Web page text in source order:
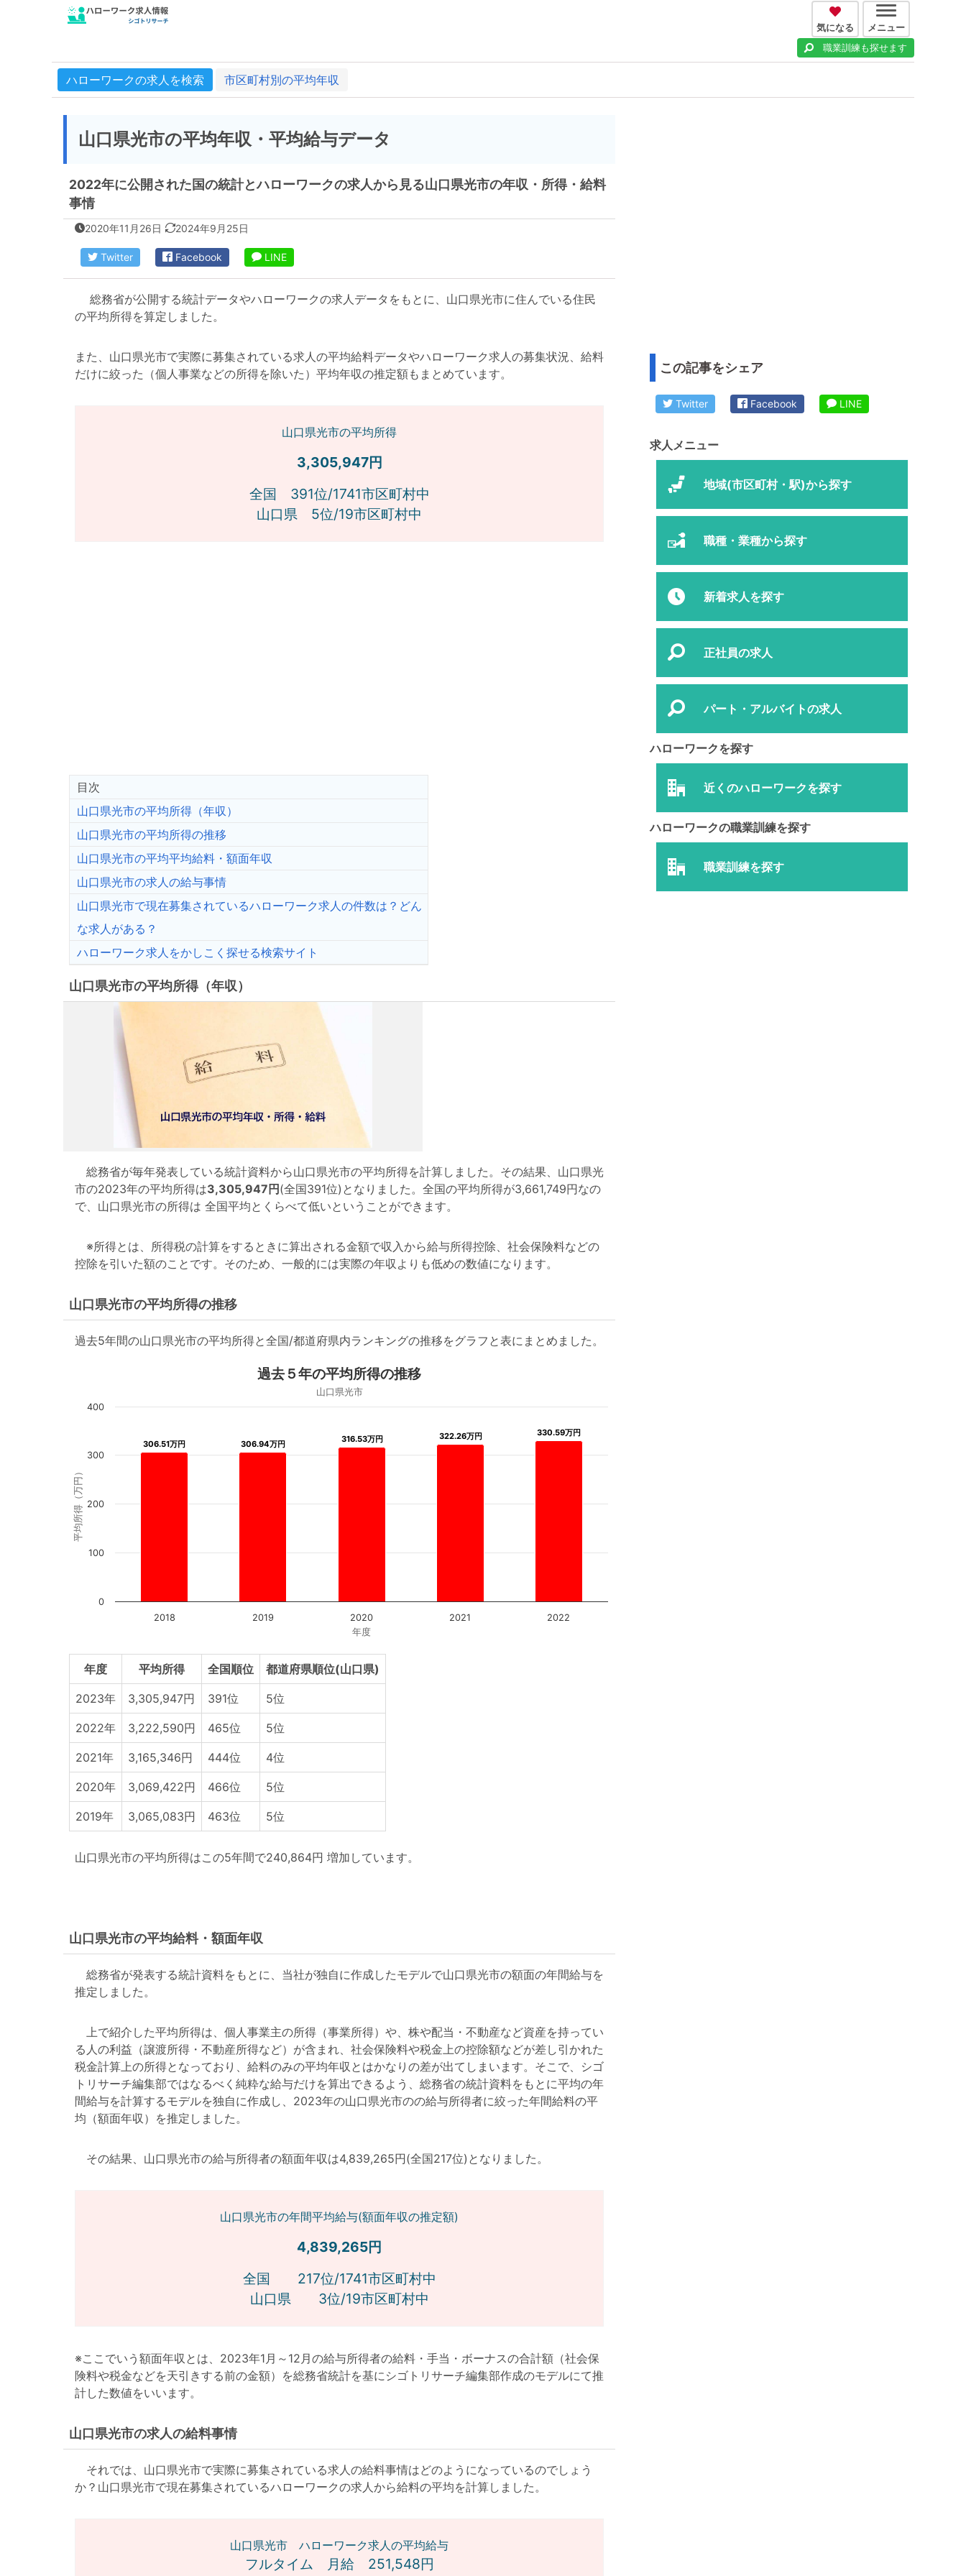
気になる メニュー
職業訓練も探せます
ハローワークの求人を検索 市区町村別の平均年収
山口県光市の平均年収・平均給与データ
2022年に公開された国の統計とハローワークの求人から見る山口県光市の年収・所得・給料
事情
2020年11月26日 2024年9月25日
Twitter Facebook LINE
総務省が公開する統計データやハローワークの求人データをもとに、山口県光市に住んでいる住民
の平均所得を算定しました。
また、山口県光市で実際に募集されている求人の平均給料データやハローワーク求人の募集状況、給料
だけに絞った（個人事業などの所得を除いた）平均年収の推定額もまとめています。
山口県光市の平均所得
3,305,947円
全国 391位/1741市区町村中
山口県 5位/19市区町村中
目次
山口県光市の平均所得（年収）
山口県光市の平均所得の推移
山口県光市の平均平均給料・額面年収
山口県光市の求人の給与事情
山口県光市で現在募集されているハローワーク求人の件数は？どん
な求人がある？
ハローワーク求人をかしこく探せる検索サイト
山口県光市の平均所得（年収）
総務省が毎年発表している統計資料から山口県光市の平均所得を計算しました。その結果、山口県光
市の2023年の平均所得は3,305,947円(全国391位)となりました。全国の平均所得が3,661,749円なの
で、山口県光市の所得は 全国平均とくらべて低いということができます。
※所得とは、所得税の計算をするときに算出される金額で収入から給与所得控除、社会保険料などの
控除を引いた額のことです。そのため、一般的には実際の年収よりも低めの数値になります。
山口県光市の平均所得の推移
過去5年間の山口県光市の平均所得と全国/都道府県内ランキングの推移をグラフと表にまとめました。
年度
平均所得（万円）
過去５年の平均所得の推移
山口県光市
306.51万円
306.51万円 306.94万円
306.94万円 316.53万円
316.53万円 322.26万円
322.26万円 330.59万円
330.59万円
2018 2019 2020 2021 2022
0
100
200
300
400
年度 平均所得 全国順位 都道府県順位(山口県)
2023年 3,305,947円 391位 5位
2022年 3,222,590円 465位 5位
2021年 3,165,346円 444位 4位
2020年 3,069,422円 466位 5位
2019年 3,065,083円 463位 5位
山口県光市の平均所得はこの5年間で240,864円 増加しています。
山口県光市の平均給料・額面年収
総務省が発表する統計資料をもとに、当社が独自に作成したモデルで山口県光市の額面の年間給与を
推定しました。
上で紹介した平均所得は、個人事業主の所得（事業所得）や、株や配当・不動産など資産を持ってい
る人の利益（譲渡所得・不動産所得など）が含まれ、社会保険料や税金上の控除額などが差し引かれた
税金計算上の所得となっており、給料のみの平均年収とはかなりの差が出てしまいます。そこで、シゴ
トリサーチ編集部ではなるべく純粋な給与だけを算出できるよう、総務省の統計資料をもとに平均の年
間給与を計算するモデルを独自に作成し、2023年の山口県光市のの給与所得者に絞った年間給料の平
均（額面年収）を推定しました。
その結果、山口県光市の給与所得者の額面年収は4,839,265円(全国217位)となりました。
山口県光市の年間平均給与(額面年収の推定額)
4,839,265円
全国 217位/1741市区町村中
山口県 3位/19市区町村中
※ここでいう額面年収とは、2023年1月～12月の給与所得者の給料・手当・ボーナスの合計額（社会保
険料や税金などを天引きする前の金額）を総務省統計を基にシゴトリサーチ編集部作成のモデルにて推
計した数値をいいます。
山口県光市の求人の給料事情
それでは、山口県光市で実際に募集されている求人の給料事情はどのようになっているのでしょう
か？山口県光市で現在募集されているハローワークの求人から給料の平均を計算しました。
山口県光市 ハローワーク求人の平均給与
フルタイム 月給 251,548円
この記事をシェア
Twitter Facebook LINE
求人メニュー
地域(市区町村・駅)から探す
職種・業種から探す
新着求人を探す
正社員の求人
パート・アルバイトの求人
ハローワークを探す
近くのハローワークを探す
ハローワークの職業訓練を探す
職業訓練を探す